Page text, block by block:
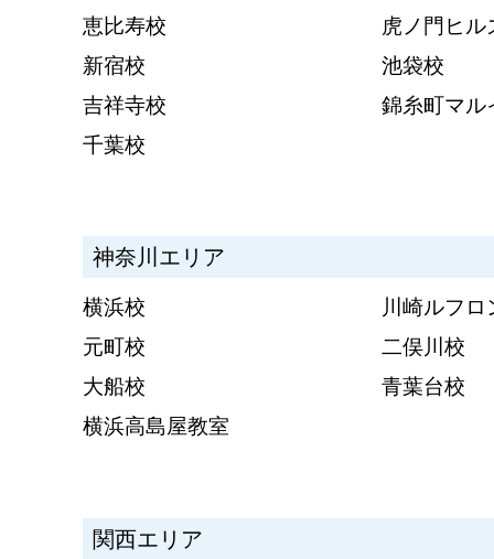
恵比寿校
虎ノ門ヒル
新宿校
池袋校
吉祥寺校
錦糸町マル
千葉校
神奈川エリア
横浜校
川崎ルフロ
元町校
二俣川校
大船校
青葉台校
横浜高島屋教室
関西エリア